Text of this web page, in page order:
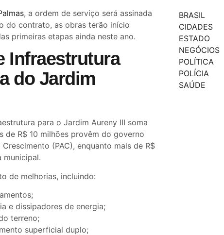
, a ordem de serviço será assinada
do contrato, as obras terão início
primeiras etapas ainda neste ano.
Infraestrutura
do Jardim
para o Jardim Aureny III soma
de R$ 10 milhões provêm do governo
(PAC), enquanto mais de R$
municipal.
de melhorias, incluindo:
e dissipadores de energia;
terreno;
superficial duplo;
BRASIL
CIDADES
ESTADO
NEGÓCIOS
POLÍTICA
POLÍCIA
SAÚDE